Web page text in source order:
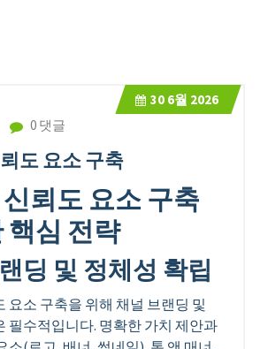
30 6월 2026
0 댓글
도 요소 구축
뢰도 요소 구축
핵심 전략
딩 및 정체성 확립
요소 구축을 위해 채널 브랜딩 및
필수적입니다. 명확한 가치 제안과